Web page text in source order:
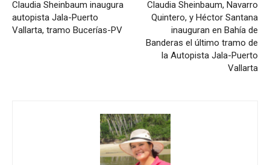
Claudia Sheinbaum inaugura
autopista Jala-Puerto
Vallarta, tramo Bucerías-PV
Claudia Sheinbaum, Navarro
Quintero, y Héctor Santana
inauguran en Bahía de
Banderas el último tramo de
la Autopista Jala-Puerto
Vallarta